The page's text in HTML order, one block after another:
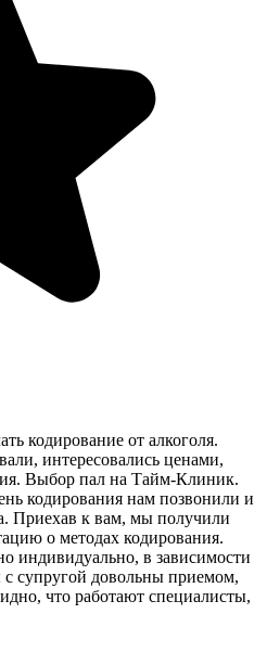
кодирование от алкоголя.
интересовались ценами,
Выбор пал на Тайм-Клиник.
кодирования нам позвонили и
Приехав к вам, мы получили
о методах кодирования.
индивидуально, в зависимости
супругой довольны приемом,
что работают специалисты,